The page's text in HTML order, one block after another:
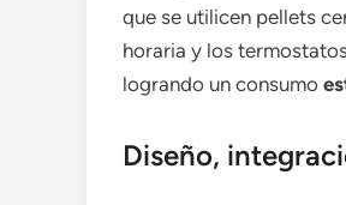
que se utilicen pellets
horaria y los
logrando un consumo
Diseño,